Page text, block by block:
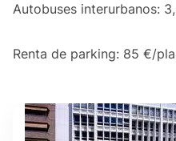
Autobuses interurbanos:
Renta de parking: 85 €/